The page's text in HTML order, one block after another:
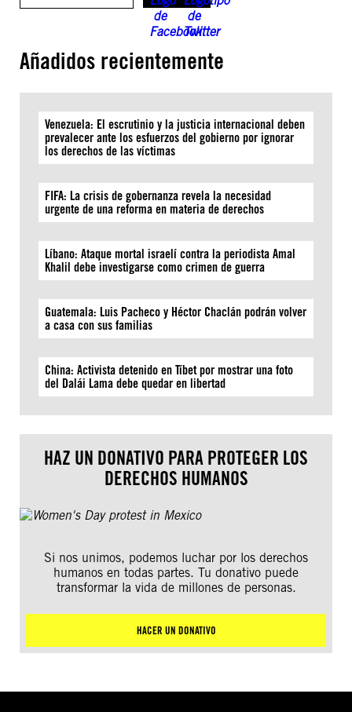
Añadidos recientemente
Venezuela: El escrutinio y la justicia internacional deben
prevalecer ante los esfuerzos del gobierno por ignorar
los derechos de las víctimas
FIFA: La crisis de gobernanza revela la necesidad
urgente de una reforma en materia de derechos
Líbano: Ataque mortal israelí contra la periodista Amal
Khalil debe investigarse como crimen de guerra
Guatemala: Luis Pacheco y Héctor Chaclán podrán volver
a casa con sus familias
China: Activista detenido en Tíbet por mostrar una foto
del Dalái Lama debe quedar en libertad
HAZ UN DONATIVO PARA PROTEGER LOS
DERECHOS HUMANOS
Si nos unimos, podemos luchar por los derechos
humanos en todas partes. Tu donativo puede
transformar la vida de millones de personas.
HACER UN DONATIVO